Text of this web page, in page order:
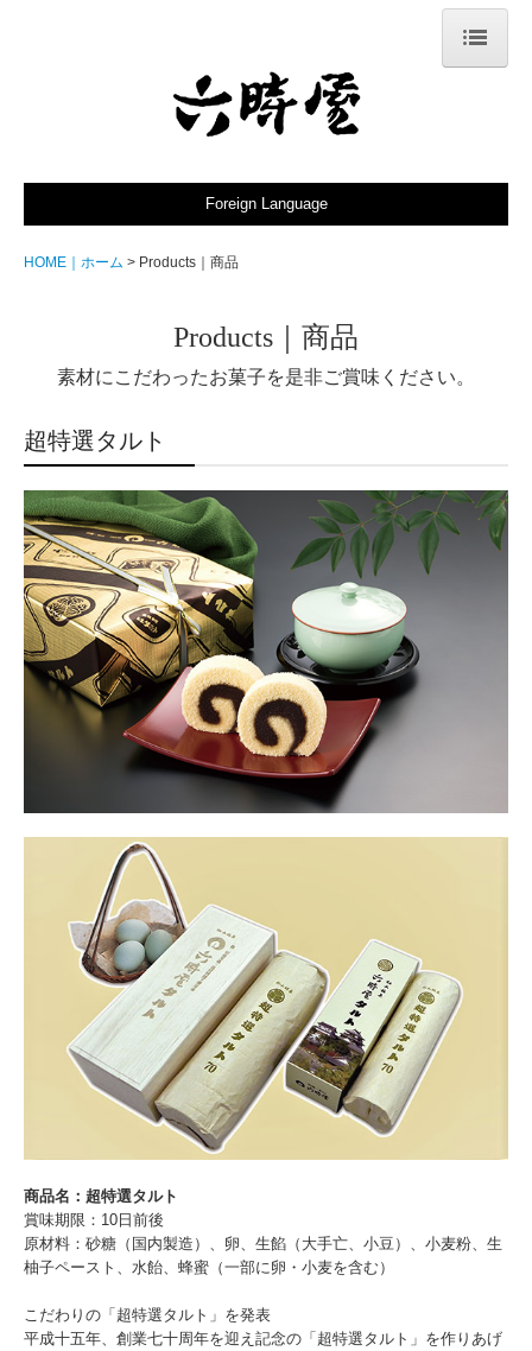
Omotenashi｜おもてなし
Contact｜お問合せ
Online Shop｜オンラインショップ
六時屋タルト
超特選タルト
栗俳菓
俳菓
カステラ
ヴァッフェル
詰め合わせ
Foreign Language
HOME｜ホーム Products｜商品
Products｜商品
素材にこだわったお菓子を是非ご賞味ください。
超特選タルト
商品名：超特選タルト
賞味期限：10日前後
原材料：砂糖（国内製造）、卵、生餡（大手亡、小豆）、小麦粉、生
柚子ペースト、水飴、蜂蜜（一部に卵・小麦を含む）
こだわりの「超特選タルト」を発表
平成十五年、創業七十周年を迎え記念の「超特選タルト」を作りあげ